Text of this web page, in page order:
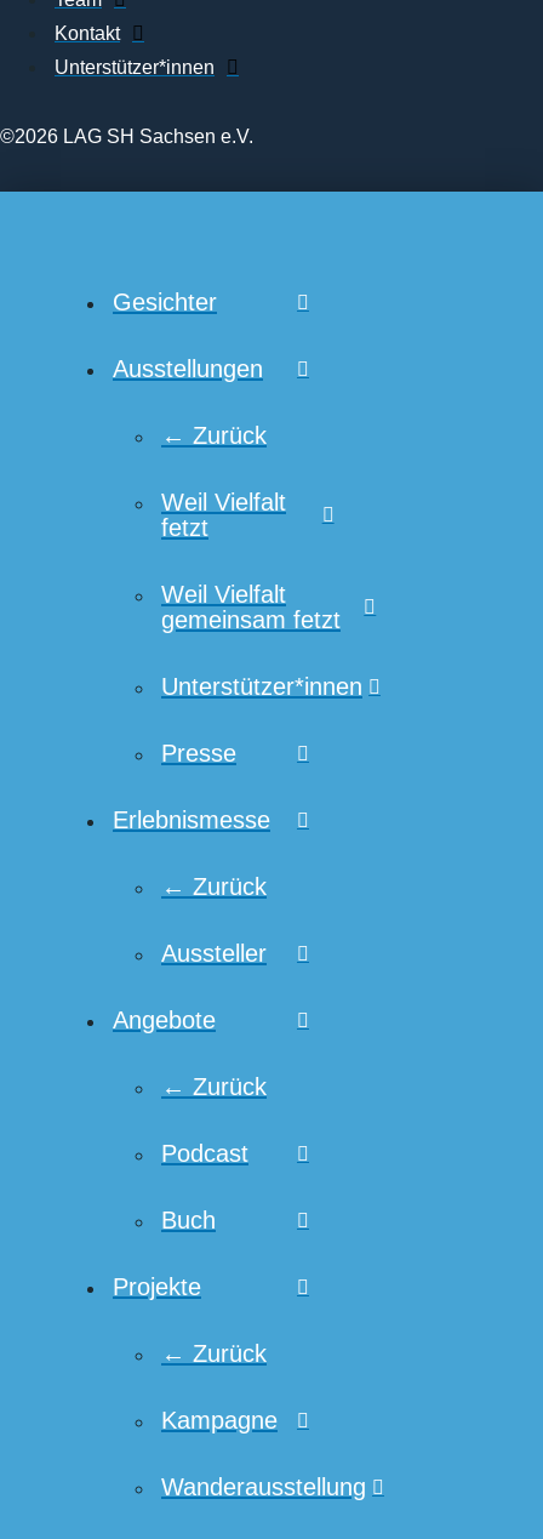
Kontakt
Unterstützer*innen
©2026 LAG SH Sachsen e.V.
Gesichter
Ausstellungen
← Zurück
Weil Vielfalt
fetzt
Weil Vielfalt
gemeinsam fetzt
Unterstützer*innen
Presse
Erlebnismesse
← Zurück
Aussteller
Angebote
← Zurück
Podcast
Buch
Projekte
← Zurück
Kampagne
Wanderausstellung